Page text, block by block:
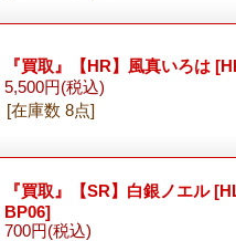
『買取』【HR】風真いろは
5,500円(税込)
[在庫数 8点]
『買取』【SR】白銀ノエル
BP06]
700円(税込)